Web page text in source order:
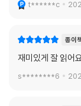
t******c
종이
재미있게 잘 읽어요
s********6